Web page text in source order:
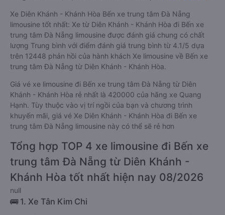
Xe Diên Khánh - Khánh Hòa Bến xe trung tâm Đà Nẵng
limousine tốt nhất: Xe từ Diên Khánh - Khánh Hòa đi Bến xe
trung tâm Đà Nẵng limousine được đánh giá chung có chất
lượng Trung bình với điểm đánh giá trung bình từ 4.1/5 dựa
trên 12448 phản hồi của hành khách Xe limousine về Bến xe
trung tâm Đà Nẵng từ Diên Khánh - Khánh Hòa.
Giá vé xe limousine đi Bến xe trung tâm Đà Nẵng từ Diên
Khánh - Khánh Hòa rẻ nhất là 420000 của hãng xe Quang
Hạnh. Tùy thuộc vào vị trí ngồi của bạn và chương trình
khuyến mãi, giá vé Xe Diên Khánh - Khánh Hòa đi Bến xe
trung tâm Đà Nẵng limousine này có thể sẽ rẻ hơn
Tổng hợp TOP 4 xe limousine đi Bến xe
trung tâm Đà Nẵng từ Diên Khánh -
Khánh Hòa tốt nhất hiện nay 08/2026
null
🚌 1. Xe Tân Kim Chi